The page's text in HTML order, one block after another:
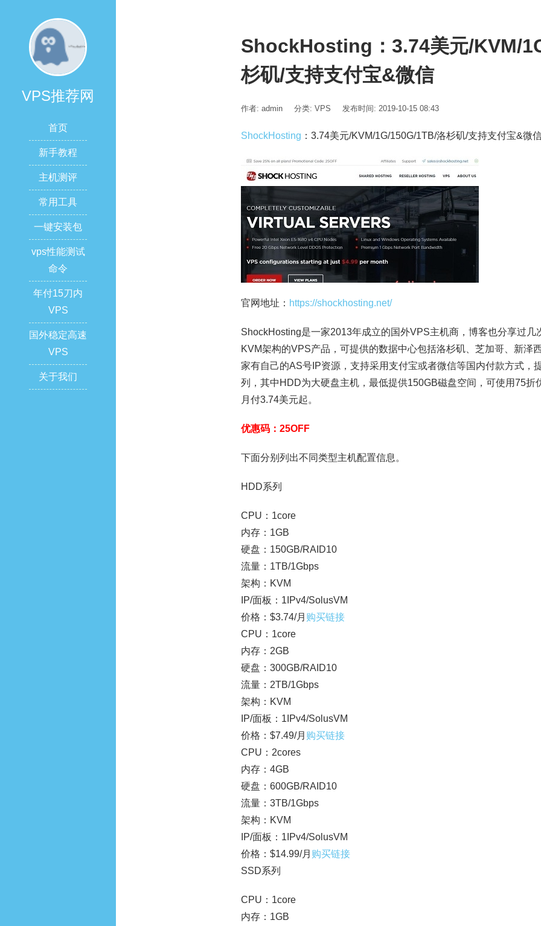
VPS推荐网
首页
新手教程
主机测评
常用工具
一键安装包
vps性能测试
命令
年付15刀内
VPS
国外稳定高速
VPS
关于我们
ShockHosting：3.74美元/KVM/
杉矶/支持支付宝&微信
作者: admin 分类: VPS 发布时间: 2019-10-15 08:43
ShockHosting ：3.74美元/KVM/1G/150G/1TB/洛杉矶/支持支付宝&微
官网地址： https://shockhosting.net/
ShockHosting是一家2013年成立的国外VPS主机商，博客也分享过几
KVM架构的VPS产品，可提供的数据中心包括洛杉矶、芝加哥、新泽
家有自己的AS号IP资源，支持采用支付宝或者微信等国内付款方式，
列，其中HDD为大硬盘主机，最低提供150GB磁盘空间，可使用75折
月付3.74美元起。
优惠码：25OFF
下面分别列出不同类型主机配置信息。
HDD系列
CPU：1core
内存：1GB
硬盘：150GB/RAID10
流量：1TB/1Gbps
架构：KVM
IP/面板：1IPv4/SolusVM
价格：$3.74/月 购买链接
CPU：1core
内存：2GB
硬盘：300GB/RAID10
流量：2TB/1Gbps
架构：KVM
IP/面板：1IPv4/SolusVM
价格：$7.49/月 购买链接
CPU：2cores
内存：4GB
硬盘：600GB/RAID10
流量：3TB/1Gbps
架构：KVM
IP/面板：1IPv4/SolusVM
价格：$14.99/月 购买链接
SSD系列
CPU：1core
内存：1GB